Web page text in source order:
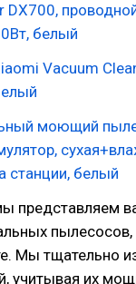
DX700,
белый
Vacuum
моющий
станции, белый
представляем
Мы тщательно
учитывая их